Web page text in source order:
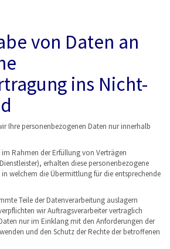
von Daten an
ins Nicht-
Ihre personenbezogenen Daten nur innerhalb
Rahmen der Erfüllung von Verträgen
erhalten diese personenbezogene
welchem die Übermittlung für die entsprechende
Teile der Datenverarbeitung auslagern
wir Auftragsverarbeiter vertraglich
nur im Einklang mit den Anforderungen der
und den Schutz der Rechte der betroffenen